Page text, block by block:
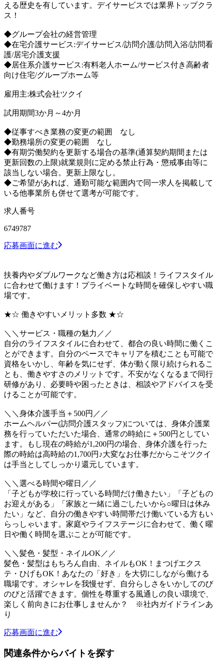
える歴史を有しています。デイサービスでは業界トップクラ
ス！
◆グループ会社の経営管理
◆在宅介護サービス:デイサービス/訪問介護/訪問入浴/訪問看
護/居宅介護支援
◆居住系介護サービス:有料老人ホーム/サービス付き高齢者
向け住宅/グループホーム等
雇用主:株式会社ツクイ
試用期間3か月～4か月
◆従事すべき業務の変更の範囲 なし
◆勤務場所の変更の範囲 なし
◆有期労働契約を更新する場合の基準(通算契約期間または
更新回数の上限)就業規則に定める禁止行為・懲戒事由等に
該当しない場合。更新上限なし。
◆ご希望があれば、通勤可能な範囲内で同一求人を掲載して
いる他事業所も併せて選考が可能です。
求人番号
6749787
応募画面に進む
扶養内やダブルワークなど働き方は応相談！ライフスタイル
に合わせて働けます！プライベートな時間を確保しやすい職
場です。
★☆ 働きやすいメリット多数 ★☆
＼＼サービス・職種の魅力／／
自分のライフスタイルに合わせて、都合の良い時間に働くこ
とができます。自分のペースでキャリアを積むことも可能で
資格をいかし、年齢を気にせず、体が動く限り続けられるこ
とも、働きやすさのメリットです。不安がなくなるまで同行
研修があり、必要時や困ったときは、相談やアドバイスを受
けることが可能です。
＼＼身体介護手当＋500円／／
ホームヘルパー(訪問介護スタッフ)については、身体介護業
務を行っていただいた場合、通常の時給に＋500円としてい
ます。もし現在の時給が1,200円の場合、身体介護を行った
際の時給は高時給の1,700円♪大変なお仕事だからこそツクイ
は手当としてしっかり還元しています。
＼＼選べる時間や曜日／／
「子どもが学校に行っている時間だけ働きたい」「子どもの
お迎えがある」「家族と一緒に過ごしたいから○曜日は休み
たい」など、自分の働きやすい時間帯だけ働いている方もい
らっしゃいます。家庭やライフステージに合わせて、働く曜
日や働く時間を選ぶことが可能です。
＼＼髪色・髪型・ネイルOK／／
髪色・髪型はもちろん自由、ネイルもOK！まつげエクス
テ・ひげもOK！あなたの「好き」を大切にしながら働ける
職場です。オシャレを我慢せず、自分らしさをいかしてのび
のびと活躍できます。個性を尊重する風通しの良い環境で、
楽しく前向きにお仕事しませんか？ ※社内ガイドラインあ
り
応募画面に進む
関連条件からバイトを探す